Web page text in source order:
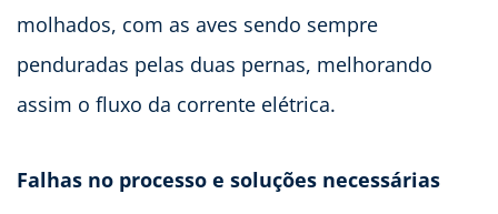
molhados, com as aves sendo sempre
penduradas pelas duas pernas, melhorando
assim o fluxo da corrente elétrica.
Falhas no processo e soluções necessárias